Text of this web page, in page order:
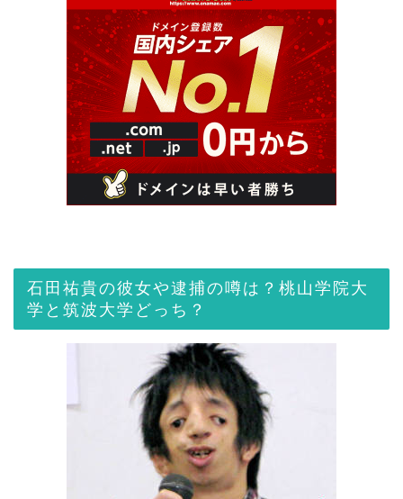
石田祐貴の彼女や逮捕の噂は？桃山学院大
学と筑波大学どっち？